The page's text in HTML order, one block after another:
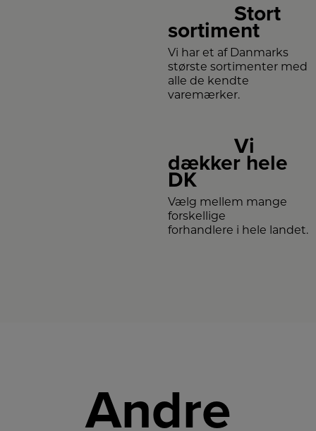
Stort
sortiment
Vi har et af Danmarks
største sortimenter med
alle de kendte
varemærker.
Vi
dækker hele
DK
Vælg mellem mange
forskellige
forhandlere i hele landet.
Andre